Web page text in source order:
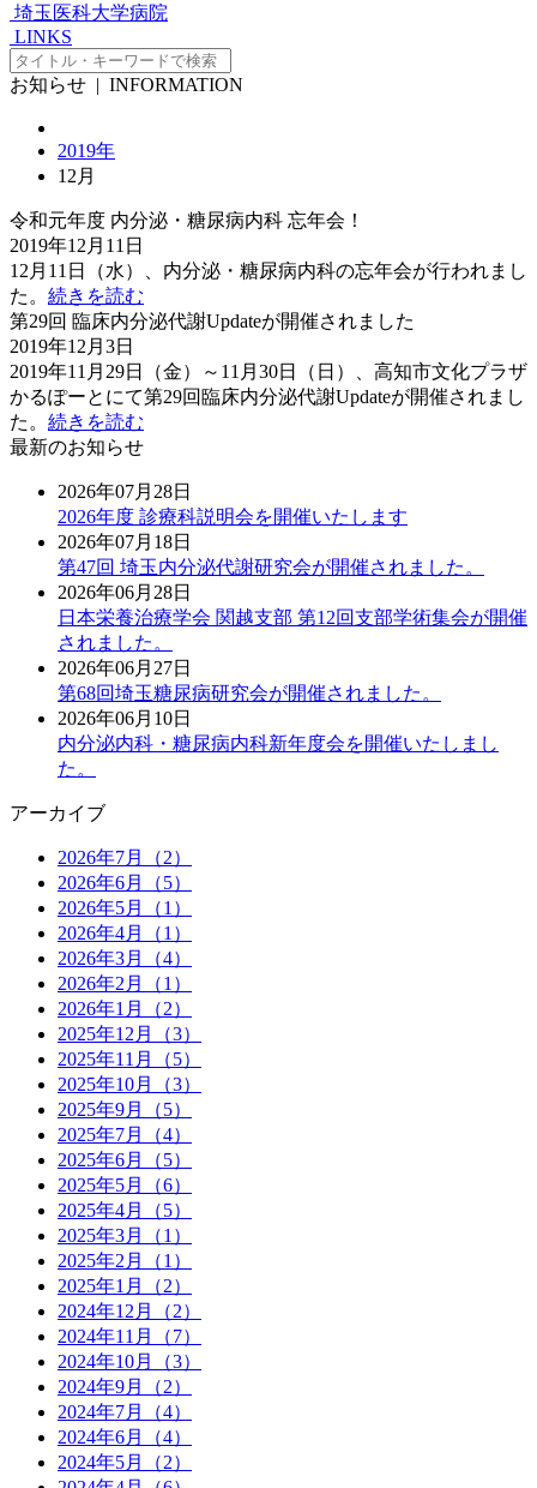
埼玉医科大学病院
LINKS
お知らせ | INFORMATION
2019年
12月
令和元年度 内分泌・糖尿病内科 忘年会！
2019年12月11日
12月11日（水）、内分泌・糖尿病内科の忘年会が行われまし
た。 続きを読む
第29回 臨床内分泌代謝Updateが開催されました
2019年12月3日
2019年11月29日（金）～11月30日（日）、高知市文化プラザ
かるぽーとにて第29回臨床内分泌代謝Updateが開催されまし
た。 続きを読む
最新のお知らせ
2026年07月28日
2026年度 診療科説明会を開催いたします
2026年07月18日
第47回 埼玉内分泌代謝研究会が開催されました。
2026年06月28日
日本栄養治療学会 関越支部 第12回支部学術集会が開催
されました。
2026年06月27日
第68回埼玉糖尿病研究会が開催されました。
2026年06月10日
内分泌内科・糖尿病内科新年度会を開催いたしまし
た。
アーカイブ
2026年7月（2）
2026年6月（5）
2026年5月（1）
2026年4月（1）
2026年3月（4）
2026年2月（1）
2026年1月（2）
2025年12月（3）
2025年11月（5）
2025年10月（3）
2025年9月（5）
2025年7月（4）
2025年6月（5）
2025年5月（6）
2025年4月（5）
2025年3月（1）
2025年2月（1）
2025年1月（2）
2024年12月（2）
2024年11月（7）
2024年10月（3）
2024年9月（2）
2024年7月（4）
2024年6月（4）
2024年5月（2）